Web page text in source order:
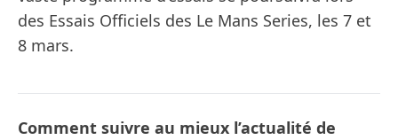
des Essais Officiels des Le Mans Series, les 7 et
8 mars.
Comment suivre au mieux l’actualité de